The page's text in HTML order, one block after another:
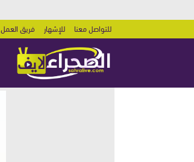
للتواصل معنا للإشهار فريق العمل